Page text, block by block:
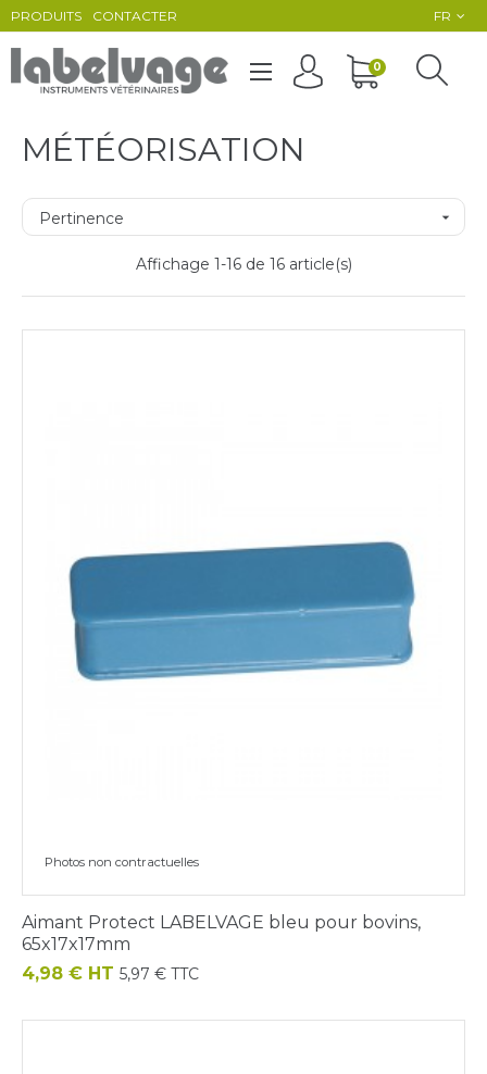
PRODUITS CONTACTER FR
Basculer
☰ 0
MÉTÉORISATION
Pertinence 
Affichage 1-16 de 16 article(s)
Photos non contractuelles
Aimant Protect LABELVAGE bleu pour bovins,
65x17x17mm
Prix
4,98 € HT 5,97 € TTC